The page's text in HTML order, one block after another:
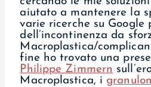
aiutato a mantenere la
varie ricerche su
dell’incontinenza da
Macroplastica/
fine ho trovato una
Philippe Zimmern
Macroplastica, i